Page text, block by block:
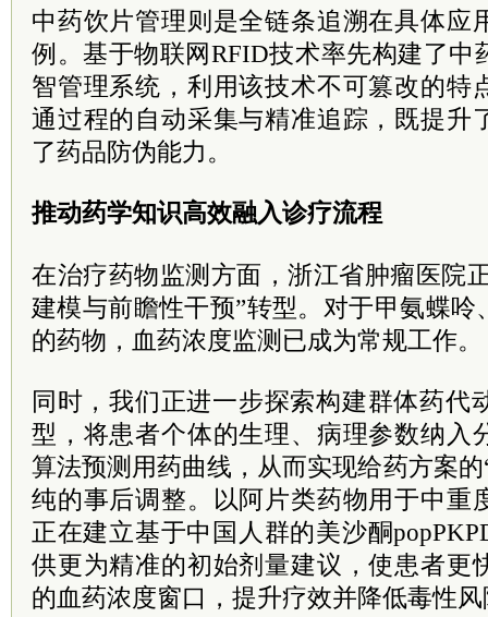
中药饮片管理则是全链条追溯在具体应
例。基于物联网RFID技术率先构建了中
智管理系统，利用该技术不可篡改的特
通过程的自动采集与精准追踪，既提升
了药品防伪能力。
推动药学知识高效融入诊疗流程
在治疗药物监测方面，浙江省肿瘤医院
建模与前瞻性干预”转型。对于甲氨蝶
的药物，血药浓度监测已成为常规工作。
同时，我们正进一步探索构建群体药代
型，将患者个体的生理、病理参数纳入
算法预测用药曲线，从而实现给药方案
纯的事后调整。以阿片类药物用于中重
正在建立基于中国人群的美沙酮
供更为精准的初始剂量建议，使患者更
的血药浓度窗口，提升疗效并降低毒性